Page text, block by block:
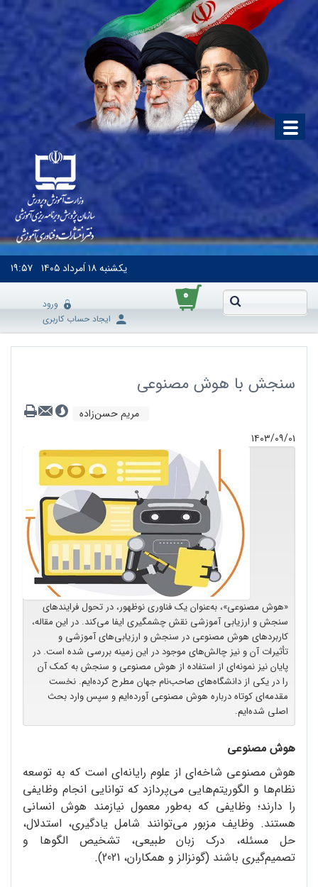
یکشنبه۱۸ اَمرداد ۱۴۰۵ ۱۹:۵۷
۰
ورود
ایجاد حساب کاربری
سنجش با هوش مصنوعی
مریم حسن‌زاده
۱۴۰۳/۰۹/۰۱
«هوش مصنوعی»، به‌عنوان یک فناوری نوظهور، در تحول فرایندهای
سنجش و ارزیابی آموزشی نقش چشمگیری ایفا می‌کند. در این مقاله،
کاربردهای هوش مصنوعی در سنجش و ارزیابی‌های آموزشی و
تأثیرات آن و نیز چالش‌های موجود در این زمینه بررسی شده است. در
پایان نیز نمونه‌ای از استفاده از هوش مصنوعی و سنجش به کمک آن
را در یکی از دانشگاه‌های صاحب‌نام جهان مطرح کرده‌ایم. نخست
مقدمه‌ای کوتاه درباره هوش مصنوعی آورده‌ایم و سپس وارد بحث
اصلی ‌شده‌ایم.
هوش مصنوعی
هوش مصنوعی شاخه‌ای از علوم رایانه‌ای است که به توسعه
نظام‌ها و الگوریتم‌هایی می‌پردازد که توانایی انجام وظایفی
را دارند؛ وظایفی که به‌طور معمول نیازمند هوش انسانی
هستند. وظایف مزبور می‌توانند شامل یادگیری، استدلال،
حل مسئله، درک زبان طبیعی، تشخیص الگوها و
تصمیم‌گیری باشند (گونزالز و همکاران، 2021).